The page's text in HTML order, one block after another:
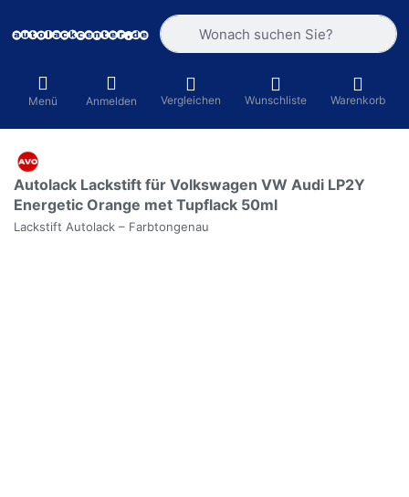
Geben Sie einen Suchbegriff ein.
Menü Anmelden Vergleichen Wunschliste Warenkorb
Autolack Lackstift für Volkswagen VW Audi LP2Y
Energetic Orange met Tupflack 50ml
Lackstift Autolack – Farbtongenau